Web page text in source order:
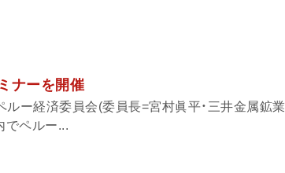
ナーを開催
ー経済委員会(委員長=宮村眞平・三井金属鉱業
でペルー...